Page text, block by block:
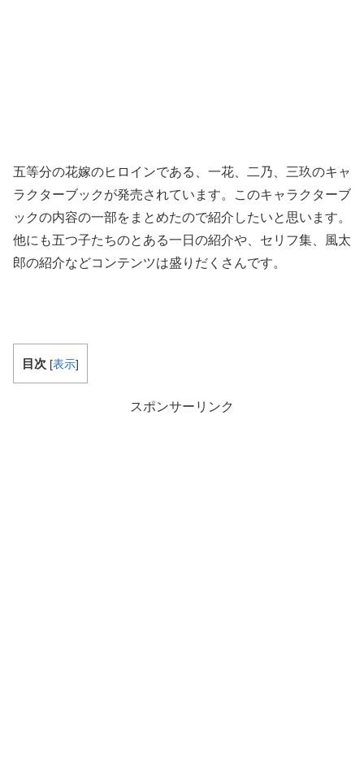
五等分の花嫁のヒロインである、一花、二乃、三玖のキャ
ラクターブックが発売されています。このキャラクターブ
ックの内容の一部をまとめたので紹介したいと思います。
他にも五つ子たちのとある一日の紹介や、セリフ集、風太
郎の紹介などコンテンツは盛りだくさんです。
目次 [表示]
スポンサーリンク